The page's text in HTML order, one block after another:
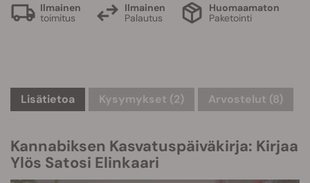
Ilmainen
toimitus
Ilmainen
Palautus
Huomaamaton
Paketointi
Lisätietoa Kysymykset (2) Arvostelut (8)
Kannabiksen Kasvatuspäiväkirja: Kirjaa
Ylös Satosi Elinkaari